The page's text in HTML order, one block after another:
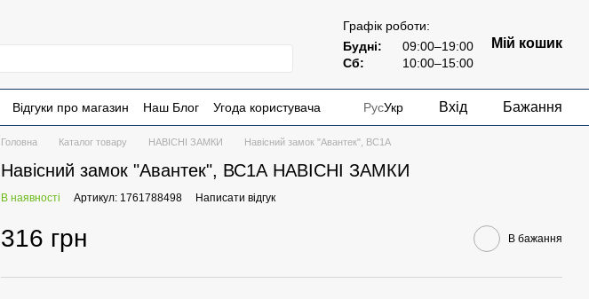
Графік роботи:
Будні:
09:00–19:00
Сб:
10:00–15:00
Мій кошик
Відгуки про магазин Наш Блог
Угода користувача
РусУкр Вхід Бажання
Головна Каталог товару НАВІСНІ ЗАМКИ Навісний замок "Авантек", ВС1А
Навісний замок "Авантек", ВС1А НАВІСНІ ЗАМКИ
В наявності Артикул: 1761788498 Написати відгук
316 грн В бажання